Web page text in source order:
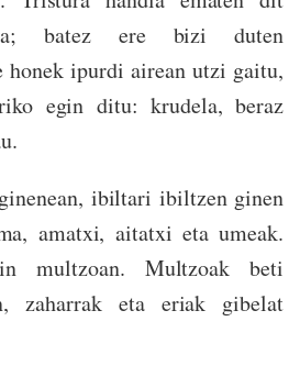
batez ere bizi duten
honek ipurdi airean utzi gaitu,
egin ditu: krudela, beraz
ibiltari ibiltzen ginen
amatxi, aitatxi eta umeak.
multzoan. Multzoak beti
zaharrak eta eriak gibelat